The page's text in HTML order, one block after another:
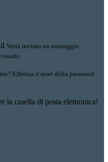
Verrà inviato un messaggio
Effettua il reset della password
la casella di posta elettronica!